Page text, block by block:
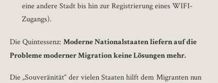
eine andere Stadt bis hin zur Registrierung eines WIFI-
Zugangs).
Die Quintessenz: Moderne Nationalstaaten liefern auf die
Probleme moderner Migration keine Lösungen mehr.
Die „Souveränität“ der vielen Staaten hilft dem Migranten nun